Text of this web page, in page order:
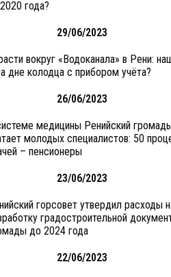
года?
29/06/2023
вокруг «Водоканала» в Рени:
дне колодца с прибором учёта?
26/06/2023
медицины Ренийский
молодых специалистов: 50
– пенсионеры
23/06/2023
горсовет утвердил расходы
градостроительной
до 2024 года
22/06/2023